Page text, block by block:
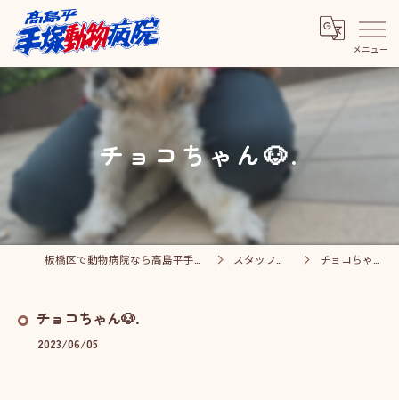
チョコちゃん🐶.
スタッフブログ チョコちゃん🐶.
チョコちゃん🐶.
2023/06/05